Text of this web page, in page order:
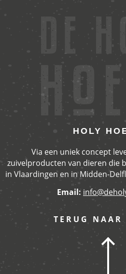
TERUG NAAR
HOLY
Via een uniek concept
zuivelproducten van dieren die
in Vlaardingen en in Midden-
Email: